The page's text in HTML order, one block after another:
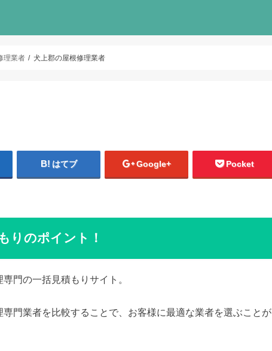
理業者 犬上郡の屋根修理業者
はてブ Google+ Pocket
りのポイント！
門の一括見積もりサイト。
門業者を比較することで、お客様に最適な業者を選ぶことが